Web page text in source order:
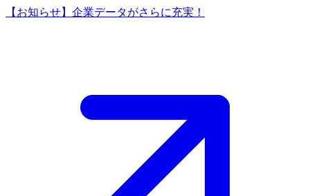
【お知らせ】企業データがさらに充実！